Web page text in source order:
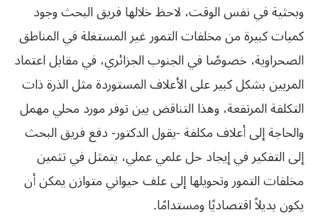
وبحثية في نفس الوقت، لاحظ خلالها فريق البحث وجود
كميات كبيرة من مخلفات التمور غير المستغلة في المناطق
الصحراوية، خصوصًا في الجنوب الجزائري، في مقابل اعتماد
المربين بشكل كبير على الأعلاف المستوردة مثل الذرة ذات
التكلفة المرتفعة، وهذا التناقض بين توفر مورد محلي مهمل
والحاجة إلى أعلاف مكلفة -يقول الدكتور- دفع فريق البحث
إلى التفكير في إيجاد حل علمي عملي، يتمثل في تثمين
مخلفات التمور وتحويلها إلى علف حيواني متوازن يمكن أن
يكون بديلاً اقتصاديًا ومستدامًا.